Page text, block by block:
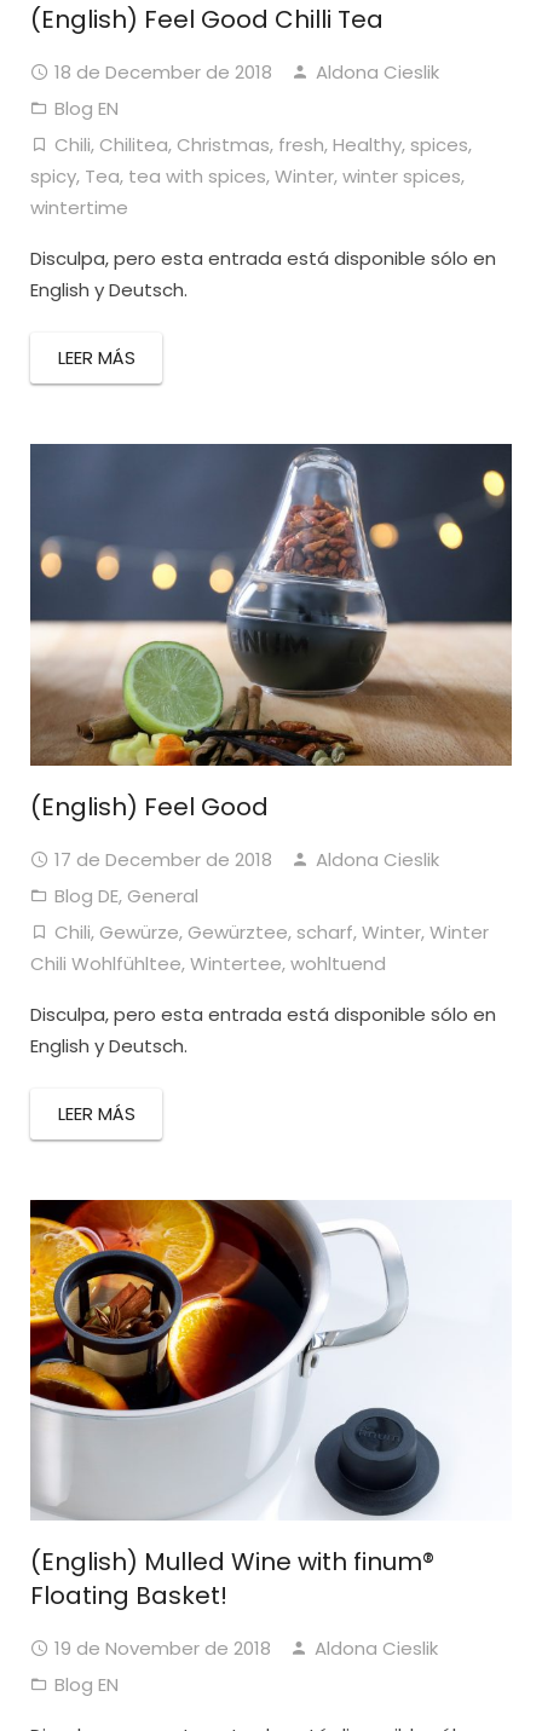
(English) Feel Good Chilli Tea
18 de December de 2018
Aldona Cieslik
Blog EN
Chili, Chilitea, Christmas, fresh,Healthy, spices,
spicy, Tea, tea with spices,Winter,winter spices,
wintertime
Disculpa, pero esta entrada está disponible sólo en
English y Deutsch.
LEER MÁS
(English) Feel Good
17 de December de 2018
Aldona Cieslik
Blog DE, General
Chili, Gewürze, Gewürztee, scharf,Winter,Winter
Chili Wohlfühltee,Wintertee,wohltuend
Disculpa, pero esta entrada está disponible sólo en
English y Deutsch.
LEER MÁS
(English) Mulled Wine with finum®
Floating Basket!
19 de November de 2018
Aldona Cieslik
Blog EN